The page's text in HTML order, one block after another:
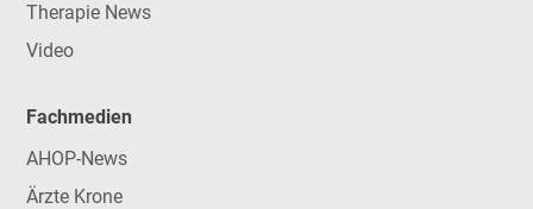
Therapie News
Video
Fachmedien
AHOP-News
Ärzte Krone